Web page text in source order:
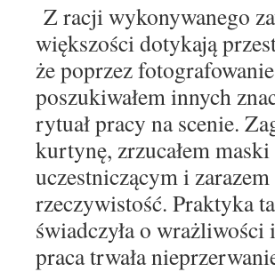
Z racji wykonywanego
większościdotykają
że poprzez fotografo
poszukiwałem innych
rytuał pracy na scenie.
kurtynę, zrzucałem
uczestniczącym i
rzeczywistość. Praktyka
świadczyła o wrażliwości
praca trwała